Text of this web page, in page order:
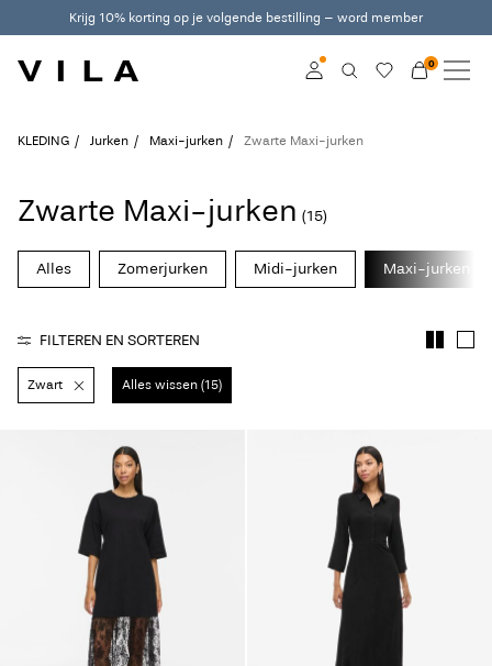
Krijg 10% korting op je volgende bestilling – word member
Inloggen
over VILA Club
0
NIEUW
KLEDING
VILA CLUB
ROUGE EDIT
vragen?
KLEDING Jurken Maxi-jurken Zwarte Maxi-jurken
Zwarte Maxi-jurken (15)
Alles Zomerjurken Midi-jurken Maxi-jurken
FILTEREN EN SORTEREN
Zwart Alles wissen (15)